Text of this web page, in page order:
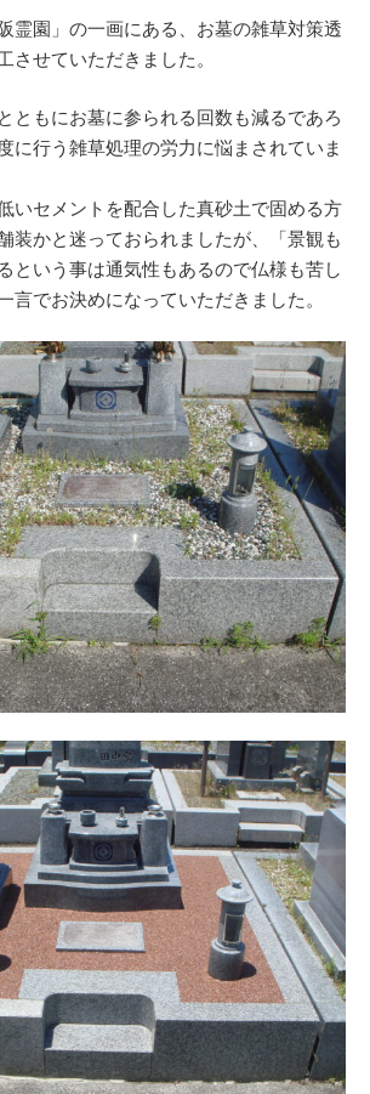
霊園」の一画にある、お墓の雑草対策透
させていただきました。
ともにお墓に参られる回数も減るであろ
に行う雑草処理の労力に悩まされていま
いセメントを配合した真砂土で固める方
装かと迷っておられましたが、「景観も
という事は通気性もあるので仏様も苦し
言でお決めになっていただきました。